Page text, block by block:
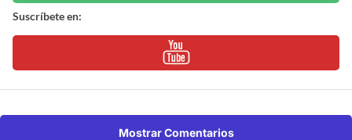
Suscríbete en:
Mostrar Comentarios